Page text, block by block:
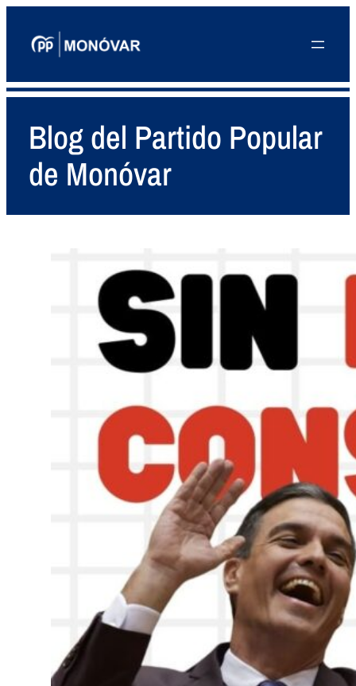
Blog del Partido Popular
de Monóvar